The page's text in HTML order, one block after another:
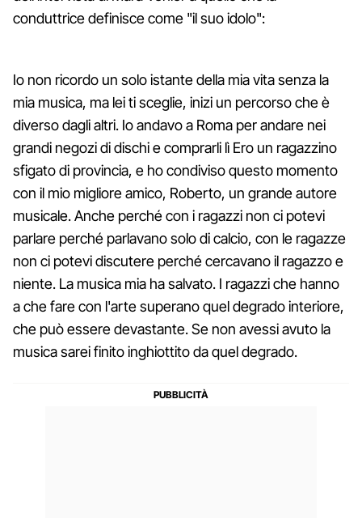
conduttrice definisce come "il suo idolo":
Io non ricordo un solo istante della mia vita senza la
mia musica, ma lei ti sceglie, inizi un percorso che è
diverso dagli altri. Io andavo a Roma per andare nei
grandi negozi di dischi e comprarli lì Ero un ragazzino
sfigato di provincia, e ho condiviso questo momento
con il mio migliore amico, Roberto, un grande autore
musicale. Anche perché con i ragazzi non ci potevi
parlare perché parlavano solo di calcio, con le ragazze
non ci potevi discutere perché cercavano il ragazzo e
niente. La musica mia ha salvato. I ragazzi che hanno
a che fare con l'arte superano quel degrado interiore,
che può essere devastante. Se non avessi avuto la
musica sarei finito inghiottito da quel degrado.